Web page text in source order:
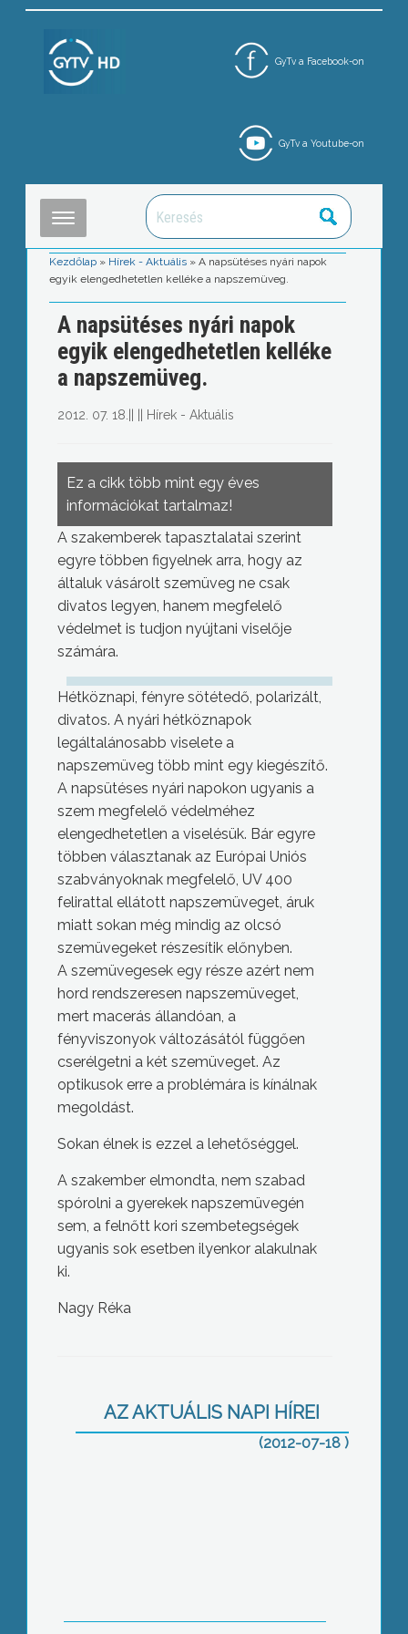
GyTv a Facebook-on
GyTv a Youtube-on
Kezdőlap » Hírek - Aktuális »A napsütéses nyári napok
egyik elengedhetetlen kelléke a napszemüveg.
A napsütéses nyári napok
egyik elengedhetetlen kelléke
a napszemüveg.
2012. 07. 18. Hírek - Aktuális
Ez a cikk több mint egy éves
információkat tartalmaz!
A szakemberek tapasztalatai szerint
egyre többen figyelnek arra, hogy az
általuk vásárolt szemüveg ne csak
divatos legyen, hanem megfelelő
védelmet is tudjon nyújtani viselője
számára.
Hétköznapi, fényre sötétedő, polarizált,
divatos. A nyári hétköznapok
legáltalánosabb viselete a
napszemüveg több mint egy kiegészítő.
A napsütéses nyári napokon ugyanis a
szem megfelelő védelméhez
elengedhetetlen a viselésük. Bár egyre
többen választanak az Európai Uniós
szabványoknak megfelelő, UV 400
felirattal ellátott napszemüveget, áruk
miatt sokan még mindig az olcsó
szemüvegeket részesítik előnyben.
A szemüvegesek egy része azért nem
hord rendszeresen napszemüveget,
mert macerás állandóan, a
fényviszonyok változásától függően
cserélgetni a két szemüveget. Az
optikusok erre a problémára is kínálnak
megoldást.
Sokan élnek is ezzel a lehetőséggel.
A szakember elmondta, nem szabad
spórolni a gyerekek napszemüvegén
sem, a felnőtt kori szembetegségek
ugyanis sok esetben ilyenkor alakulnak
ki.
Nagy Réka
AZ AKTUÁLIS NAPI HÍREI
(2012-07-18 )
amelynek kapcsán ma úgy döntött a
gyöngyösi képviselőtestület, hogy
pályázni kíván rá